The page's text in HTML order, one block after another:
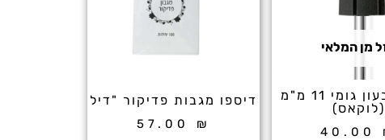
מן המלאי
ראש כובעון גומי 11 מ"מ
(לוקאס)
40.00
דיספו מגבות פדיקור "דיל
57.00 ₪